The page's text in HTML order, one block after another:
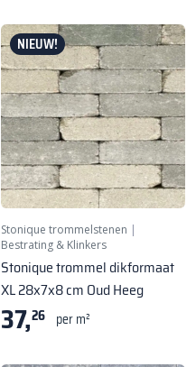
NIEUW!
Stonique trommelstenen |
Bestrating & Klinkers
Stonique trommel dikformaat
XL 28x7x8 cm Oud Heeg
37,26 per m²